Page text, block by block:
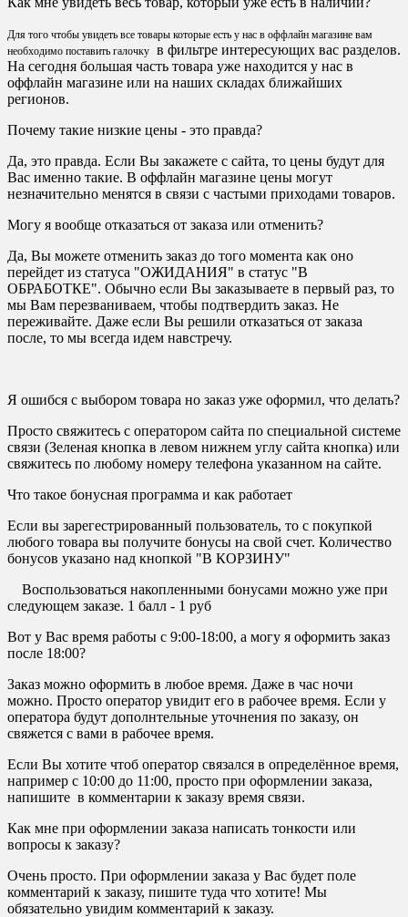
Для того чтобы увидеть все товары которые есть у нас в оффлайн магазине вам
необходимо поставить галочку в фильтре интересующих вас разделов.
На сегодня большая часть товара уже находится у нас в
оффлайн магазине или на наших складах ближайших
регионов.
Почему такие низкие цены - это правда?
Да, это правда. Если Вы закажете с сайта, то цены будут для
Вас именно такие. В оффлайн магазине цены могут
незначительно менятся в связи с частыми приходами товаров.
Могу я вообще отказаться от заказа или отменить?
Да, Вы можете отменить заказ до того момента как оно
перейдет из статуса "ОЖИДАНИЯ" в статус "В
ОБРАБОТКЕ". Обычно если Вы заказываете в первый раз, то
мы Вам перезваниваем, чтобы подтвердить заказ. Не
переживайте. Даже если Вы решили отказаться от заказа
после, то мы всегда идем навстречу.
Я ошибся с выбором товара но заказ уже оформил, что делать?
Просто свяжитесь с оператором сайта по специальной системе
связи (Зеленая кнопка в левом нижнем углу сайта кнопка) или
свяжитесь по любому номеру телефона указанном на сайте.
Что такое бонусная программа и как работает
Если вы зарегестрированный пользователь, то с покупкой
любого товара вы получите бонусы на свой счет. Количество
бонусов указано над кнопкой "В КОРЗИНУ"
Воспользоваться накопленными бонусами можно уже при
следующем заказе. 1 балл - 1 руб
Вот у Вас время работы с 9:00-18:00, а могу я оформить заказ
после 18:00?
Заказ можно оформить в любое время. Даже в час ночи
можно. Просто оператор увидит его в рабочее время. Если у
оператора будут дополнтельные уточнения по заказу, он
свяжется с вами в рабочее время.
Если Вы хотите чтоб оператор связался в определённое время,
например с 10:00 до 11:00, просто при оформлении заказа,
напишите в комментарии к заказу время связи.
Как мне при оформлении заказа написать тонкости или
вопросы к заказу?
Очень просто. При оформлении заказа у Вас будет поле
комментарий к заказу, пишите туда что хотите! Мы
обязательно увидим комментарий к заказу.